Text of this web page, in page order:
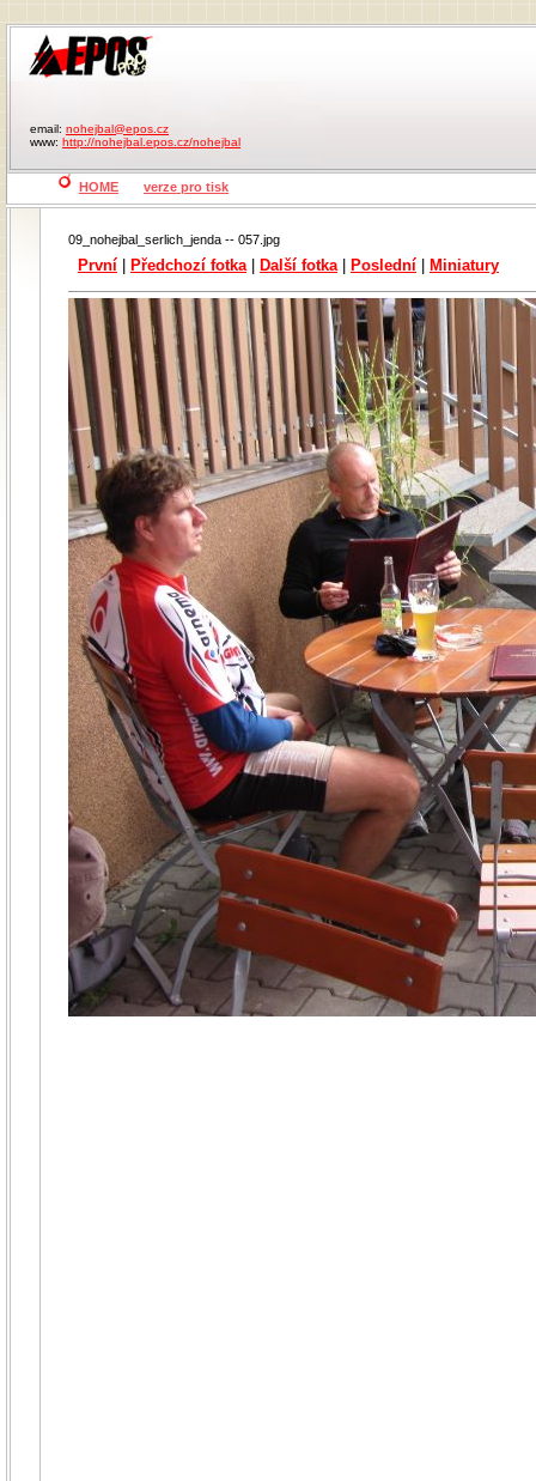
email: nohejbal@epos.cz
www: http://nohejbal.epos.cz/nohejbal
HOME verze pro tisk
09_nohejbal_serlich_jenda -- 057.jpg
První Předchozí fotka| Další fotka| Poslední Miniatury